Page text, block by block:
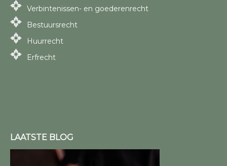
Verbintenissen- en goederenrecht
Bestuursrecht
Huurrecht
Erfrecht
LAATSTE BLOG